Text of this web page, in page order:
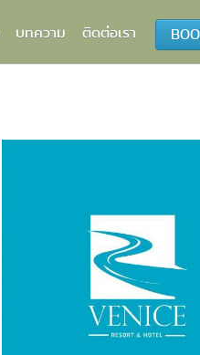
บทความ ติดต่อเรา